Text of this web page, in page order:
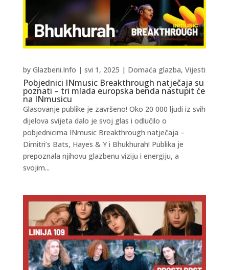
Pobjednici INmusic Breakthrough natječaja su
poznati – tri mlada europska benda nastupit će
na INmusicu
by Glazbeni.Info | svi 1, 2025 | Domaća glazba, Vijesti
Glasovanje publike je završeno! Oko 20 000 ljudi iz svih
dijelova svijeta dalo je svoj glas i odlučilo o
pobjednicima INmusic Breakthrough natječaja –
Dimitri’s Bats, Hayes & Y i Bhukhurah! Publika je
prepoznala njihovu glazbenu viziju i energiju, a
svojim...